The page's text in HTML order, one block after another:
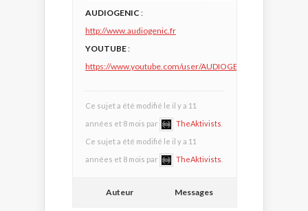
AUDIOGENIC :
http://www.audiogenic.fr
YOUTUBE:
https://www.youtube.com/user/AUDIOGENICRECORDS
Ce sujet a été modifié le il y a 11
années et 8 mois par
TheAktivists
Ce sujet a été modifié le il y a 11
années et 8 mois par
TheAktivists
Auteur Messages